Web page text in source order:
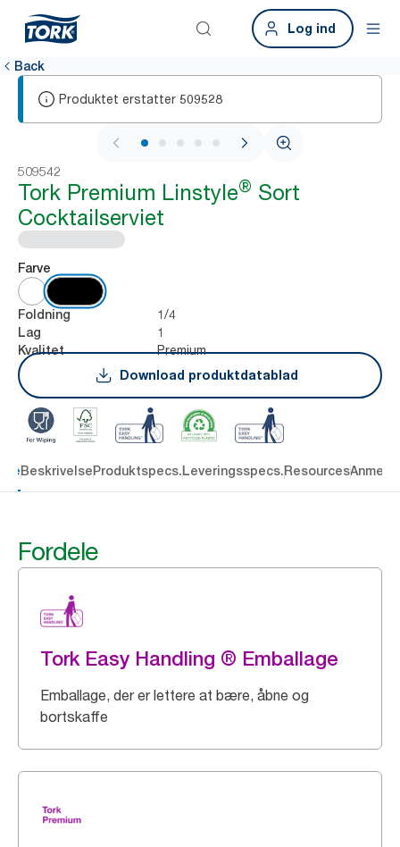
Log ind
Back
Produktet erstatter 509528
1 / 5
509542
Tork Premium Linstyle® Sort
Cocktailserviet
Farve
Foldning 1/4
Lag 1
Kvalitet
Premium
Download produktdatablad
BeskrivelseProduktspecs.Leveringsspecs.Resources
Fordele
Tork Easy Handling ® Emballage
Emballage, der er lettere at bære, åbne og
bortskaffe